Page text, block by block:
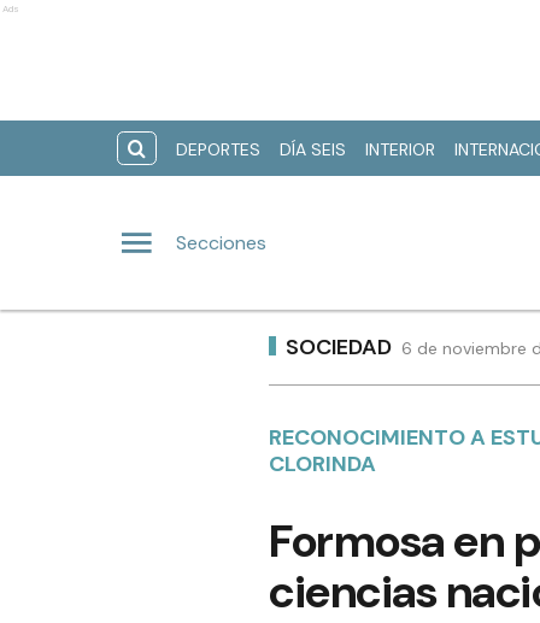
Ads
DEPORTES DÍA SEIS INTERIOR
Secciones
SOCIEDAD 6 de noviembre
RECONOCIMIENTO A
CLORINDA
Formosa en
ciencias